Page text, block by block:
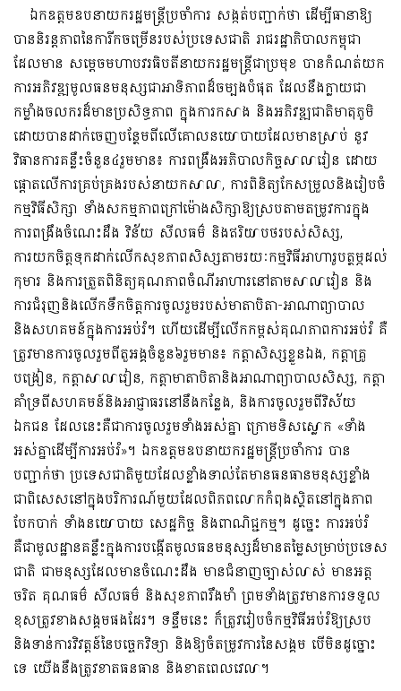
ឯកឧត្តមឧបនាយករដ្ឋមន្ត្រីប្រចាំការ សង្កត់បញ្ជាក់ថា ដើម្បីធានាឱ្យ
បាននិរន្តភាពនៃការីកចម្រើនរបស់ប្រទេសជាតិ រាជរដ្ឋាភិបាលកម្ពុជា
ដែលមាន សម្តេចមហា​បវរធិបតីនាយករដ្ឋមន្ត្រីជាប្រមុខ បានកំណត់យក
ការអភិវឌ្ឍមូលធនមនុស្សជាអាទិភាពដ៏ចម្បងបំផុត ដែលនឹងក្លាយជា
កម្លាំងចលករដ៏មានប្រសិទ្ធភាព ក្នុងការកសាង និងអភិវឌ្ឍជាតិមាតុភូមិ
ដោយបាន​ដាក់ចេញបន្ថែមពីលើគោលនយោបាយដែលមានស្រាប់ នូវ
វិធានការគន្លឹះចំនួន៤រួមមាន៖ ការពង្រឹងអភិបាលកិច្ចសាលារៀន ដោយ
ផ្ដោតលើការគ្រប់គ្រងរបស់នាយក​សាលា, ការពិនិត្យកែសម្រួលនិងរៀបចំ
កម្មវិធីសិក្សា ទាំងសកម្មភាពក្រៅម៉ោងសិក្សាឱ្យស្របតាមតម្រូវការ​ក្នុង
ការពង្រឹងចំណេះដឹង វិន័យ សីលធម៌ និងឥរិយាបថរបស់សិស្ស,
ការយកចិត្តទុកដាក់លើកសុខភាពសិស្សតាមរយៈកម្មវិធីអាហារូបត្ថម្ភ​ដល់
កុមារ និងការត្រួតពិនិត្យគុណភាពចំណីអាហារនៅតាមសាលារៀន និង
ការជំរុញនិងលើកទឹកចិត្តការចូលរួម​របស់មាតាបិតា-អាណាព្យាបាល
និងសហគមន៍ក្នុងការអប់រំ។​ ហើយដើម្បីលើកកម្ពស់គុណភាពការអប់រំ គឺ
ត្រូវមានការចូលរួម​ពីតួអង្គចំនួន៦រួមមាន៖ កត្តាសិស្សខ្លួនឯង, កត្តាគ្រូ
បង្រៀន, កត្តាសាលារៀន, កត្តាមាតាបិតា​និងអាណាព្យាបាលសិស្ស, កត្តា
គាំទ្រពីសហគមន៍និងអាជ្ញាធរនៅនឹងកន្លែង, និង​ការចូលរួមពីវិស័យ
ឯកជន ដែលនេះគឺជាការចូលរួមទាំងអស់គ្នា ក្រោមទិសស្លោក «ទាំង
អស់គ្នាដើម្បីការអប់រំ»។ ឯកឧត្តមឧបនាយករដ្ឋមន្ត្រី​ប្រចាំការ បាន
បញ្ជាក់ថា ប្រទេសជាតិមួយដែលខ្លាំងទាល់តែមានធនធានមនុស្សខ្លាំង
ជាពិសេសនៅក្នុងបរិការណ៍​មួយដែលពិភពលោកកំពុងស្ថិតនៅក្នុងភាព
បែកបាក់ ទាំងនយោបាយ សេដ្ឋកិច្ច និងពាណិជ្ជកម្ម។ ដូច្នេះ ការអប់រំ​
គឺជាមូលដ្ឋានគន្លឹះក្នុងការបង្កើតមូលធនមនុស្សដ៏មានតម្លៃសម្រាប់ប្រទេស
ជាតិ ជាមនុស្សដែលមានចំណេះដឹង មាន​ជំនាញច្បាស់លាស់ មាន​អត្ត
ចរិត គុណធម៌ សីលធម៌ និងសុខភាពរឹងមាំ ព្រមទាំងត្រូវមានការទទួល
ខុសត្រូវខាងសង្គមផងដែរ។ ទន្ទឹមនេះ ក៏ត្រូវរៀបចំកម្មវិធីអប់រំឱ្យស្រប
និងទាន់ការវិវត្តន៍នៃបច្ចេកវិទ្យា និងឱ្យចំតម្រូវការនៃសង្គម បើមិនដូច្នោះ
ទេ យើងនឹងត្រូវខាតធនធាន និងខាតពេលវេលា។